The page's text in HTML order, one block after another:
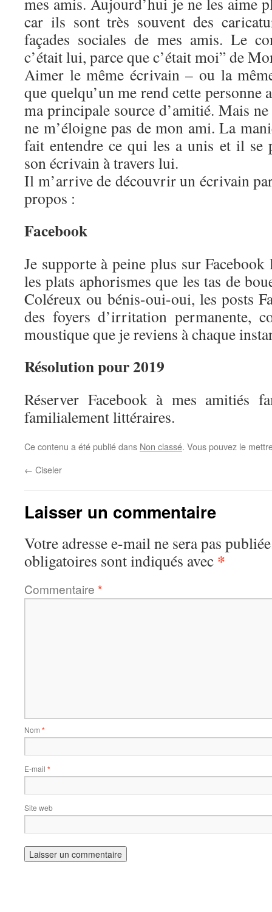
car ils sont très souvent des
façades sociales de mes amis. Le
c’était lui, parce que c’était moi” de
Aimer le même écrivain – ou la
que quelqu’un me rend cette personne
ma principale source d’amitié. Mais
ne m’éloigne pas de mon ami. La
fait entendre ce qui les a unis et il se
son écrivain à travers lui.
Il m’arrive de découvrir un écrivain
propos :
Facebook
Je supporte à peine plus sur
les plats aphorismes que les tas de
Coléreux ou bénis-oui-oui, les posts
des foyers d’irritation permanente,
moustique que je reviens à chaque
Résolution pour 2019
Réserver Facebook à mes amitiés
familialement littéraires.
Ce contenu a été publié dans Non classé. Vous pouvez le
← Ciseler
Laisser un commentaire
Votre adresse e-mail ne sera pas
obligatoires sont indiqués avec *
Commentaire *
Nom *
E-mail *
Site web